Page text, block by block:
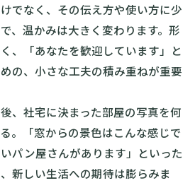
でなく、その伝え方や使い方に少
、温かみは大きく変わります。形
、「あなたを歓迎しています」と
の、小さな工夫の積み重ねが重要
、社宅に決まった部屋の写真を何
。「窓からの景色はこんな感じで
パン屋さんがあります」といった
新しい生活への期待は膨らみま